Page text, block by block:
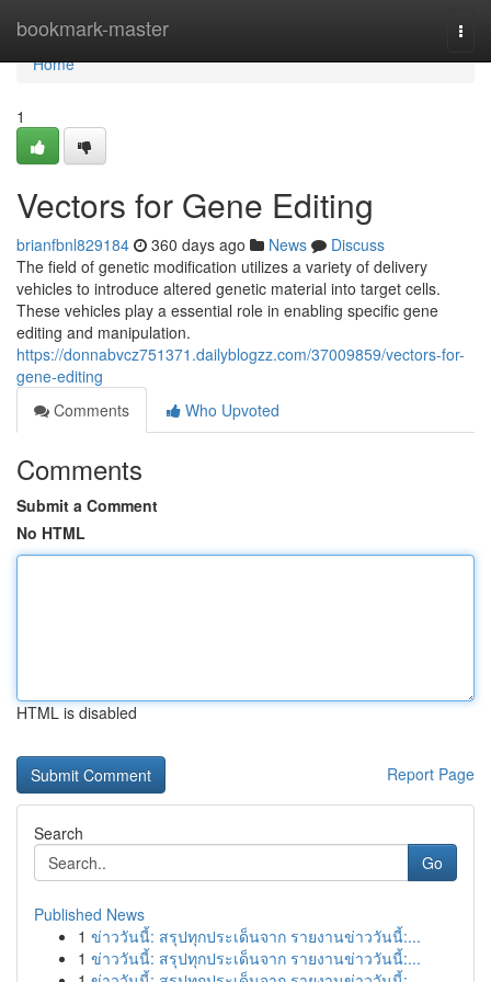
bookmark-master
Home
Home
1
Vectors for Gene Editing
brianfbnl829184 360 days ago News
Discuss
The field of genetic modification utilizes a variety of delivery
vehicles to introduce altered genetic material into target cells.
These vehicles play a essential role in enabling specific gene
editing and manipulation.
https://donnabvcz751371.dailyblogzz.com/37009859/vectors-for-
gene-editing
Comments
Who Upvoted
Comments
Submit a Comment
No HTML
HTML is disabled
Report Page
Search
Go
Published News
1 ข่าววันนี้: สรุปทุกประเด็นจาก รายงานข่าววันนี้:...
1 ข่าววันนี้: สรุปทุกประเด็นจาก รายงานข่าววันนี้:...